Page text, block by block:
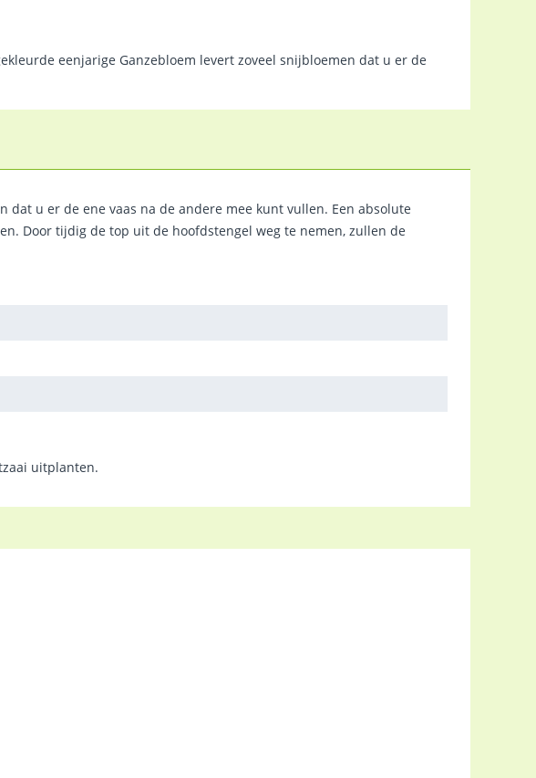
eenjarige Ganzebloem levert zoveel snijbloemen dat u er de
u er de ene vaas na de andere mee kunt vullen. Een absolute
Door tijdig de top uit de hoofdstengel weg te nemen, zullen de
uitplanten.